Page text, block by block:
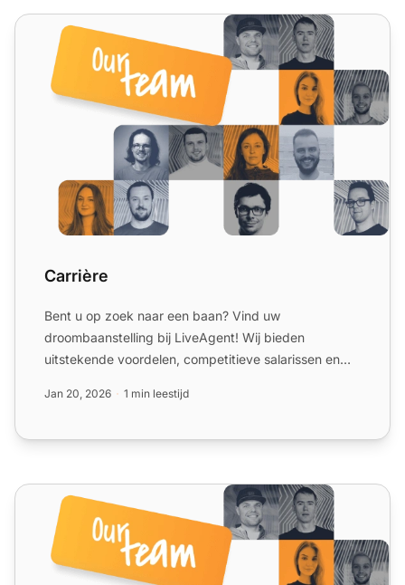
Carrière
Carrière
Bent u op zoek naar een baan? Vind uw
droombaanstelling bij LiveAgent! Wij bieden
uitstekende voordelen, competitieve salarissen en
Jan 20, 2026 1 min leestijd
Impressum